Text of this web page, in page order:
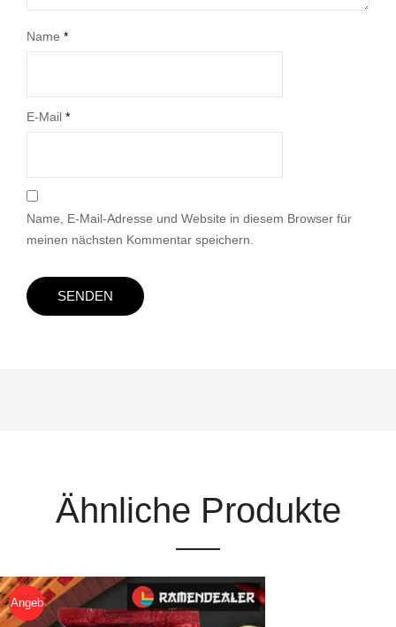
Name *
E-Mail *
Name, E-Mail-Adresse und Website in diesem Browser für
meinen nächsten Kommentar speichern.
Ähnliche Produkte
Angeb